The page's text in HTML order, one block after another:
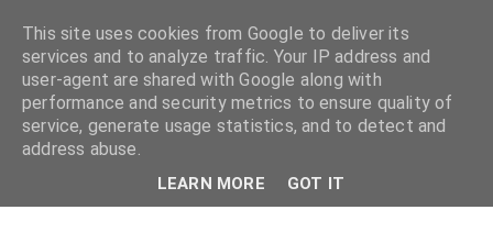
This site uses cookies from Google to deliver its
services and to analyze traffic. Your IP address and
user-agent are shared with Google along with
performance and security metrics to ensure quality of
service, generate usage statistics, and to detect and
address abuse.
LEARN MORE GOT IT